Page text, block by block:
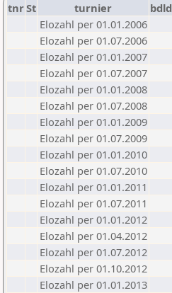
tnrSt turnier bdld
Elozahl per 01.01.2006
Elozahl per 01.07.2006
Elozahl per 01.01.2007
Elozahl per 01.07.2007
Elozahl per 01.01.2008
Elozahl per 01.07.2008
Elozahl per 01.01.2009
Elozahl per 01.07.2009
Elozahl per 01.01.2010
Elozahl per 01.07.2010
Elozahl per 01.01.2011
Elozahl per 01.07.2011
Elozahl per 01.01.2012
Elozahl per 01.04.2012
Elozahl per 01.07.2012
Elozahl per 01.10.2012
Elozahl per 01.01.2013